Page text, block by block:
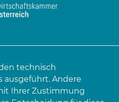
technisch
ausgeführt. Andere
Ihrer Zustimmung